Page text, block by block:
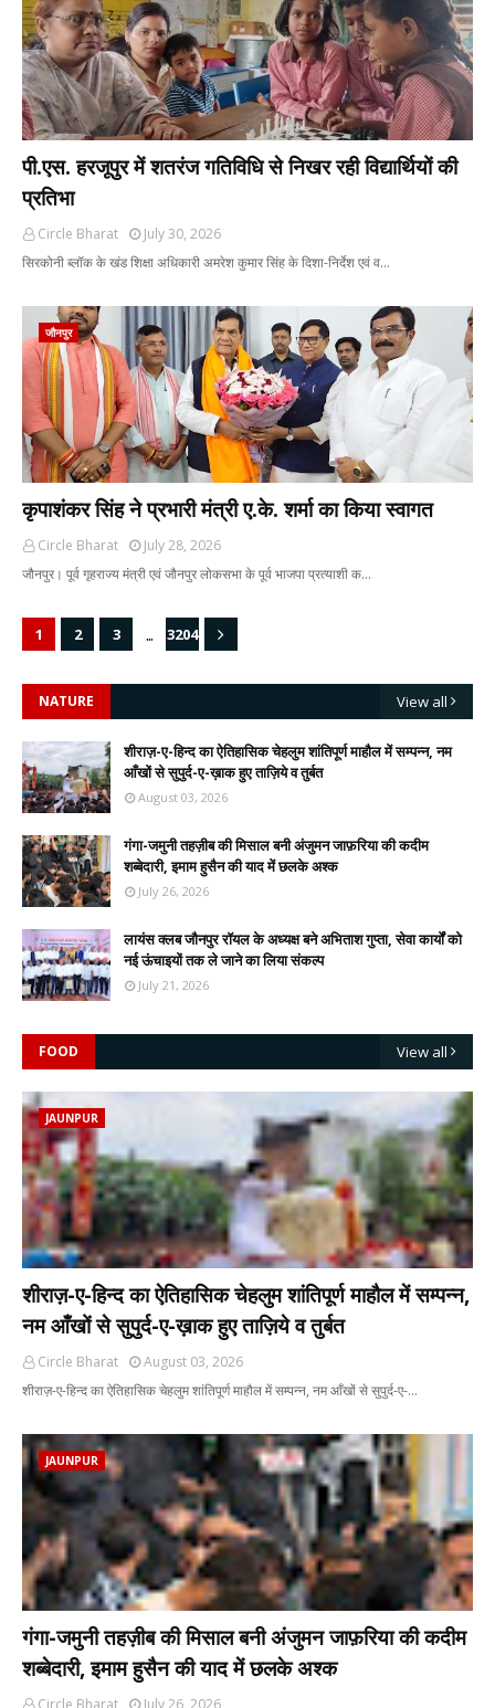
पी.एस. हरजूपुर में शतरंज गतिविधि से निखर रही विद्यार्थियों की
प्रतिभा
Circle Bharat
July 30, 2026
सिरकोनी ब्लॉक के खंड शिक्षा अधिकारी अमरेश कुमार सिंह के दिशा-निर्देश एवं व…
जौनपुर
कृपाशंकर सिंह ने प्रभारी मंत्री ए.के. शर्मा का किया स्वागत
Circle Bharat
July 28, 2026
जौनपुर। पूर्व गृहराज्य मंत्री एवं जौनपुर लोकसभा के पूर्व भाजपा प्रत्याशी क…
1 2 3 ... 3204
NATURE View all
शीराज़-ए-हिन्द का ऐतिहासिक चेहलुम शांतिपूर्ण माहौल में सम्पन्न, नम
आँखों से सुपुर्द-ए-ख़ाक हुए ताज़िये व तुर्बत
August 03, 2026
गंगा-जमुनी तहज़ीब की मिसाल बनी अंजुमन जाफ़रिया की कदीम
शब्बेदारी, इमाम हुसैन की याद में छलके अश्क
July 26, 2026
लायंस क्लब जौनपुर रॉयल के अध्यक्ष बने अभिताश गुप्ता, सेवा कार्यों को
नई ऊंचाइयों तक ले जाने का लिया संकल्प
July 21, 2026
FOOD View all
JAUNPUR
शीराज़-ए-हिन्द का ऐतिहासिक चेहलुम शांतिपूर्ण माहौल में सम्पन्न,
नम आँखों से सुपुर्द-ए-ख़ाक हुए ताज़िये व तुर्बत
Circle Bharat
August 03, 2026
शीराज़-ए-हिन्द का ऐतिहासिक चेहलुम शांतिपूर्ण माहौल में सम्पन्न, नम आँखों से सुपुर्द-ए-…
JAUNPUR
गंगा-जमुनी तहज़ीब की मिसाल बनी अंजुमन जाफ़रिया की कदीम
शब्बेदारी, इमाम हुसैन की याद में छलके अश्क